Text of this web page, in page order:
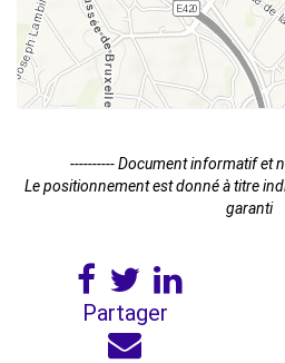
---------- Document informatif et
Le positionnement est donné à titre
garanti
Partager